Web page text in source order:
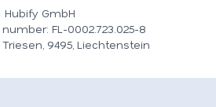
Hubify GmbH
FL-0002.723.025-8
Triesen, 9495, Liechtenstein